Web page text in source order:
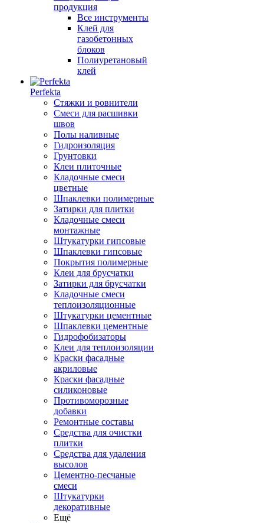
продукция
Все инструменты
Клей для
газобетонных
блоков
Полиуретановый
клей
Perfekta
Стяжки и ровнители
Смеси для расшивки
швов
Полы наливные
Гидроизоляция
Грунтовки
Клеи плиточные
Кладочные смеси
цветные
Шпаклевки полимерные
Затирки для плитки
Кладочные смеси
монтажные
Штукатурки гипсовые
Шпаклевки гипсовые
Покрытия полимерные
Клеи для брусчатки
Затирки для брусчатки
Кладочные смеси
теплоизоляционные
Штукатурки цементные
Шпаклевки цементные
Гидрофобизаторы
Клеи для теплоизоляции
Краски фасадные
акриловые
Краски фасадные
силиконовые
Противоморозные
добавки
Ремонтные составы
Средства для очистки
плитки
Средства для удаления
высолов
Цементно-песчаные
смеси
Штукатурки
декоративные
Ещё